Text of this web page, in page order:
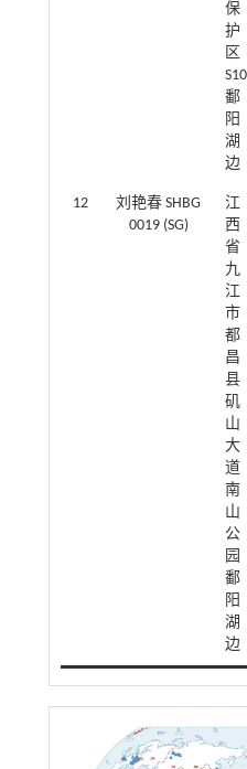
保
护
区
鄱
阳
湖
边
12
刘艳春 SHBG
0019 (SG)
江
西
省
九
江
市
都
昌
县
矶
山
大
道
南
山
公
园
鄱
阳
湖
边